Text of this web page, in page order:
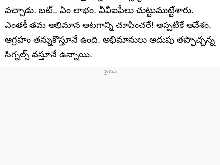
వచ్చాడు. బట్.. ఏం లాభం. వీవీఐపీలు చుట్టుముట్టేశారు.
ఎంతకీ తమ అభిమాన ఆటగాన్ని చూపించరే! అప్పటికే ఆవేశం,
ఆగ్రహం తన్నుకొస్తూనే ఉంది. అభిమానులు అదుపు తప్పొచ్చన్న
సిగ్నల్స్ వస్తూనే ఉన్నాయి.